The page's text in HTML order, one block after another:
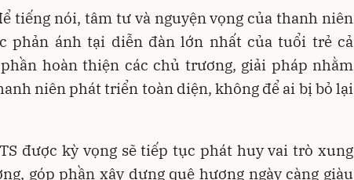
tiếng nói, tâm tư và nguyện vọng của thanh niên
phản ánh tại diễn đàn lớn nhất của tuổi trẻ cả
hoàn thiện các chủ trương, giải pháp nhằm
niên phát triển toàn diện, không để ai bị bỏ lại
được kỳ vọng sẽ tiếp tục phát huy vai trò xung
góp phần xây dựng quê hương ngày càng giàu